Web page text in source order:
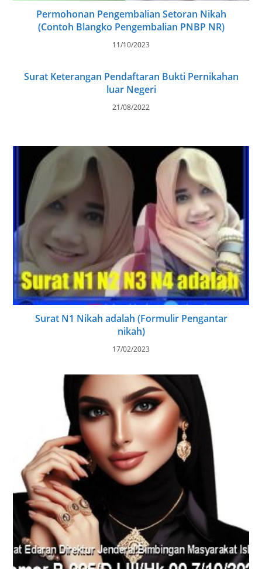
Permohonan Pengembalian Setoran Nikah
(Contoh Blangko Pengembalian PNBP NR)
11/10/2023
Surat Keterangan Pendaftaran Bukti Pernikahan
luar Negeri
21/08/2022
Surat N1 Nikah adalah (Formulir Pengantar
nikah)
17/02/2023